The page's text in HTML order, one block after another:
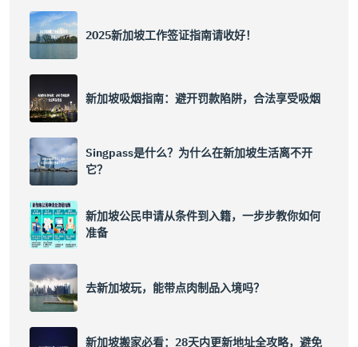
2025新加坡工作签证指南请收好！
新加坡吸烟指南：避开罚款陷阱，合法享受吸烟
Singpass是什么？为什么在新加坡生活离不开
它？
新加坡公民申请从条件到入籍，一步步教你如何
准备
去新加坡玩，能带点肉制品入境吗？
新加坡搬家必看：28天内更新地址全攻略，避免